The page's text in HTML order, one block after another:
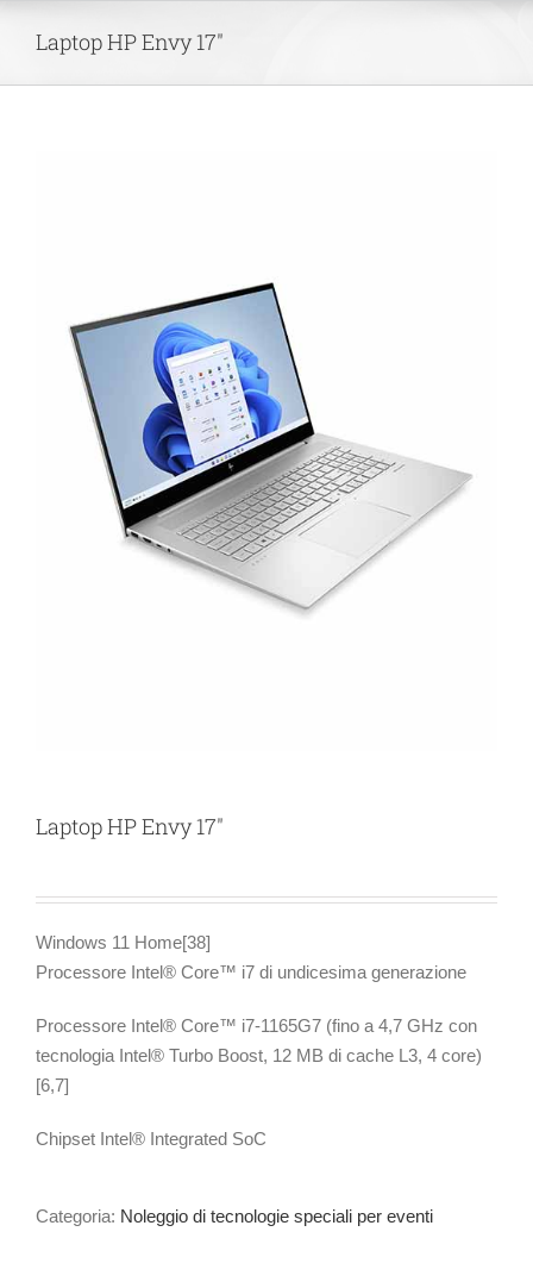
Laptop HP Envy 17″
Laptop HP Envy 17″
Windows 11 Home[38]
Processore Intel® Core™ i7 di undicesima generazione
Processore Intel® Core™ i7-1165G7 (fino a 4,7 GHz con
tecnologia Intel® Turbo Boost, 12 MB di cache L3, 4 core)
[6,7]
Chipset Intel® Integrated SoC
Categoria: Noleggio di tecnologie speciali per eventi